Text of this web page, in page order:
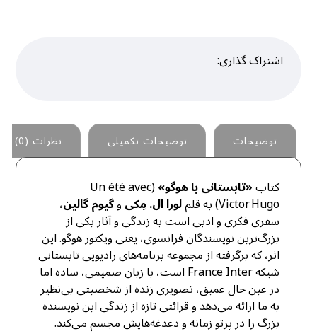
توضیحات توضیحات تکمیلی نظرات (0)
کتاب«تابستانی با هوگو» (Un été avec
Victor Hugo) به قلم لورا ال. مِکیوگیوم گالین،
سفری فکری و ادبی است به زندگی و آثار یکی از
بزرگ‌ترین نویسندگان فرانسوی، یعنی ویکتور هوگو. این
اثر، که برگرفته از مجموعه برنامه‌های رادیویی تابستانی
شبکه France Inter است، با زبان صمیمی، ساده‌ اما
در عین حال عمیق، تصویری زنده از شخصیتی بی‌نظیر
به ما ارائه می‌دهد و قرائتی تازه از زندگی این نویسنده
بزرگ را در پرتو زمانه و دغدغه‌هایش مجسم می‌کند.